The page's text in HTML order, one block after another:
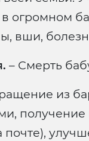
огромном
вши,
– Смерть
из
получение
почте),